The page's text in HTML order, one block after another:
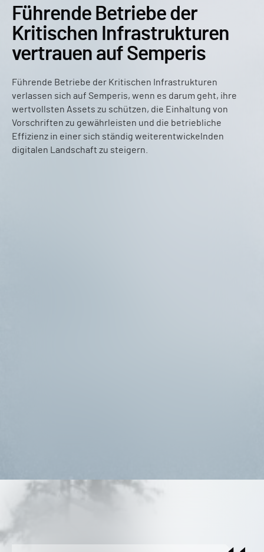
Führende Betriebe der
Kritischen Infrastrukturen
vertrauen auf Semperis
Führende Betriebe der Kritischen Infrastrukturen
verlassen sich auf Semperis, wenn es darum geht, ihre
wertvollsten Assets zu schützen, die Einhaltung von
Vorschriften zu gewährleisten und die betriebliche
Effizienz in einer sich ständig weiterentwickelnden
digitalen Landschaft zu steigern.